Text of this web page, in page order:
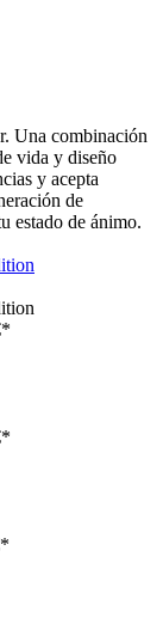
Una combinación
vida y diseño
y acepta
de
estado de ánimo.